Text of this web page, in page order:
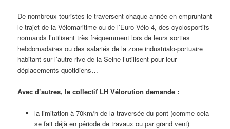
De nombreux touristes le traversent chaque année en empruntant
le trajet de la Vélomaritime ou de l’Euro Vélo 4, des cyclosportifs
normands l’utilisent très fréquemment lors de leurs sorties
hebdomadaires ou des salariés de la zone industrialo-portuaire
habitant sur l’autre rive de la Seine l’utilisent pour leur
déplacements quotidiens…
Avec d’autres, le collectif LH Vélorution demande :
la limitation à 70km/h de la traversée du pont (comme cela
se fait déjà en période de travaux ou par grand vent)